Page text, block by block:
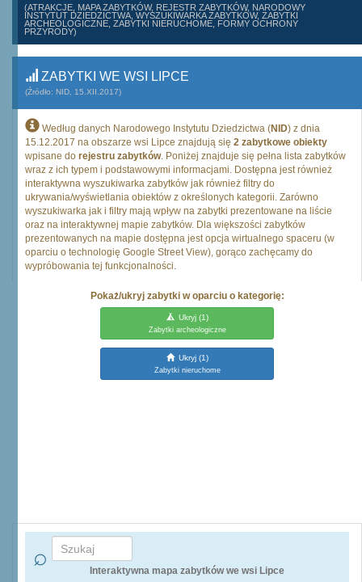
(ATRAKCJE, MAPA ZABYTKÓW, REJESTR ZABYTKÓW, NARODOWY
INSTYTUT DZIEDZICTWA, WYSZUKIWARKA ZABYTKÓW, ZABYTKI
ARCHEOLOGICZNE, ZABYTKI NIERUCHOME, FORMY OCHRONY
PRZYRODY)
ZABYTKI WE WSI LIPCE
(Źródło: NID, 15.XII.2017)
Według danych Narodowego Instytutu Dziedzictwa (NID) z dnia
15.12.2017 na obszarze wsi Lipce znajdują się 2 zabytkowe obiekty
wpisane do rejestru zabytków. Poniżej znajduje się pełna lista zabytków
wraz z ich typem i podstawowymi informacjami. Dostępna jest również
interaktywna wyszukiwarka zabytków jak również filtry do
ukrywania/wyświetlania obiektów z określonych kategorii. Zarówno
wyszukiwarka jak i filtry mają wpływ na zabytki prezentowane na liście
oraz na interaktywnej mapie zabytków. Dla większości zabytków
prezentowanych na mapie dostępna jest opcja wirtualnego spaceru (w
oparciu o technologię Google Street View), gorąco zachęcamy do
wypróbowania tej funkcjonalności.
Pokaż/ukryj zabytki w oparciu o kategorię:
Ukryj(1)
Zabytki archeologiczne
Ukryj(1)
Zabytki nieruchome
Interaktywna mapa zabytków we wsi Lipce